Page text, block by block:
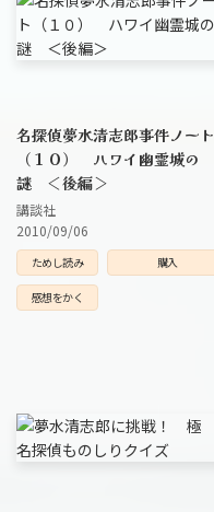
名探偵夢水清志郎事件ノート
（１０） ハワイ幽霊城の
謎 ＜後編＞
講談社
2010/09/06
ためし読み 購入
感想をかく